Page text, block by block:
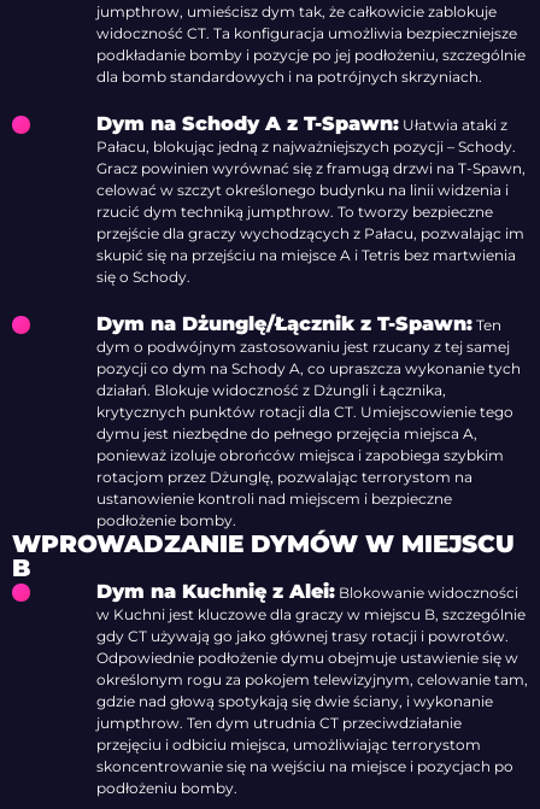
jumpthrow, umieścisz dym tak, że całkowicie zablokuje
widoczność CT. Ta konfiguracja umożliwia bezpieczniejsze
podkładanie bomby i pozycje po jej podłożeniu, szczególnie
dla bomb standardowych i na potrójnych skrzyniach.
Dym na Schody A z T-Spawn: Ułatwia ataki z
Pałacu, blokując jedną z najważniejszych pozycji – Schody.
Gracz powinien wyrównać się z framugą drzwi na T-Spawn,
celować w szczyt określonego budynku na linii widzenia i
rzucić dym techniką jumpthrow. To tworzy bezpieczne
przejście dla graczy wychodzących z Pałacu, pozwalając im
skupić się na przejściu na miejsce A i Tetris bez martwienia
się o Schody.
Dym na Dżunglę/Łącznik z T-Spawn: Ten
dym o podwójnym zastosowaniu jest rzucany z tej samej
pozycji co dym na Schody A, co upraszcza wykonanie tych
działań. Blokuje widoczność z Dżungli i Łącznika,
krytycznych punktów rotacji dla CT. Umiejscowienie tego
dymu jest niezbędne do pełnego przejęcia miejsca A,
ponieważ izoluje obrońców miejsca i zapobiega szybkim
rotacjom przez Dżunglę, pozwalając terrorystom na
ustanowienie kontroli nad miejscem i bezpieczne
podłożenie bomby.
WPROWADZANIE DYMÓW W MIEJSCU
B
Dym na Kuchnię z Alei: Blokowanie widoczności
w Kuchni jest kluczowe dla graczy w miejscu B, szczególnie
gdy CT używają go jako głównej trasy rotacji i powrotów.
Odpowiednie podłożenie dymu obejmuje ustawienie się w
określonym rogu za pokojem telewizyjnym, celowanie tam,
gdzie nad głową spotykają się dwie ściany, i wykonanie
jumpthrow. Ten dym utrudnia CT przeciwdziałanie
przejęciu i odbiciu miejsca, umożliwiając terrorystom
skoncentrowanie się na wejściu na miejsce i pozycjach po
podłożeniu bomby.